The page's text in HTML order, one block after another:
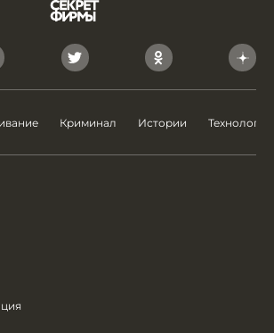
Криминал Истории Технологии